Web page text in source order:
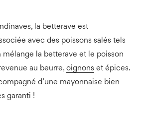
la betterave est
avec des poissons salés tels
mélange la betterave et le poisson
au beurre, oignonset épices.
d’une mayonnaise bien
garanti !